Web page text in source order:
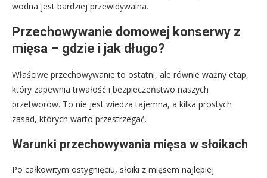
wodna jest bardziej przewidywalna.
Przechowywanie domowej konserwy z
mięsa – gdzie i jak długo?
Właściwe przechowywanie to ostatni, ale równie ważny etap,
który zapewnia trwałość i bezpieczeństwo naszych
przetworów. To nie jest wiedza tajemna, a kilka prostych
zasad, których warto przestrzegać.
Warunki przechowywania mięsa w słoikach
Po całkowitym ostygnięciu, słoiki z mięsem najlepiej